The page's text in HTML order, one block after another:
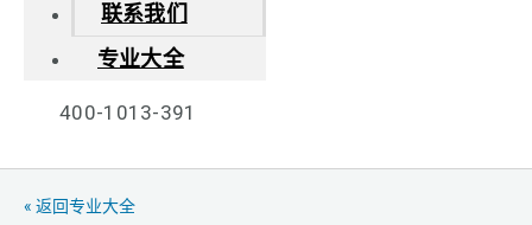
联系我们
专业大全
400-1013-391
« 返回专业大全